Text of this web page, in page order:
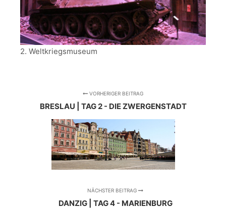
2. Weltkriegsmuseum
VORHERIGER BEITRAG
BRESLAU | TAG 2 - DIE ZWERGENSTADT
NÄCHSTER BEITRAG
DANZIG | TAG 4 - MARIENBURG